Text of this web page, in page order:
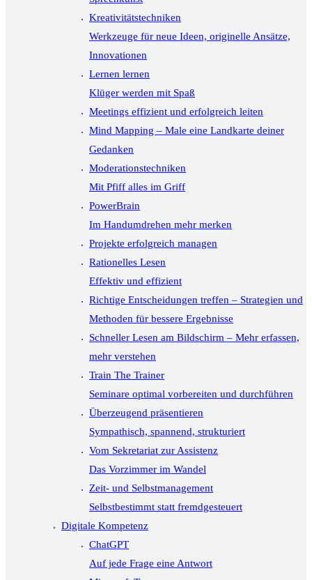
Kreativitätstechniken
Werkzeuge für neue Ideen, originelle Ansätze,
Innovationen
Lernen lernen
Klüger werden mit Spaß
Meetings effizient und erfolgreich leiten
Mind Mapping – Male eine Landkarte deiner
Gedanken
Moderationstechniken
Mit Pfiff alles im Griff
PowerBrain
Im Handumdrehen mehr merken
Projekte erfolgreich managen
Rationelles Lesen
Effektiv und effizient
Richtige Entscheidungen treffen – Strategien und
Methoden für bessere Ergebnisse
Schneller Lesen am Bildschirm – Mehr erfassen,
mehr verstehen
Train The Trainer
Seminare optimal vorbereiten und durchführen
Überzeugend präsentieren
Sympathisch, spannend, strukturiert
Vom Sekretariat zur Assistenz
Das Vorzimmer im Wandel
Zeit- und Selbstmanagement
Selbstbestimmt statt fremdgesteuert
Digitale Kompetenz
ChatGPT
Auf jede Frage eine Antwort